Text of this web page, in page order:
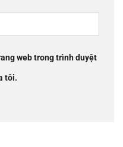
web trong trình duyệt
tôi.